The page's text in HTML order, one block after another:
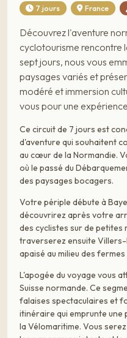
7 jours France
Découvrez l'aventure
cyclotourisme rencontre
sept jours, nous vous
paysages variés et
modéré et immersion
vous pour une
Ce circuit de 7 jours est
d'aventure qui souhaitent
au cœur de la Normandie.
où le passé du
des paysages bocagers.
Votre périple débute à
découvrirez après votre
des cyclistes sur de petites
traverserez ensuite
apaisé au milieu des
L'apogée du voyage vous
Suisse normande. Ce
falaises spectaculaires et
itinéraire qui emprunte une
la Vélomaritime. Vous